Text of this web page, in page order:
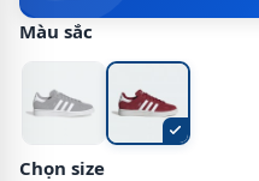
Màu sắc
Chọn size